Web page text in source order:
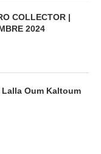
COLLECTOR |
2024
Oum Kaltoum